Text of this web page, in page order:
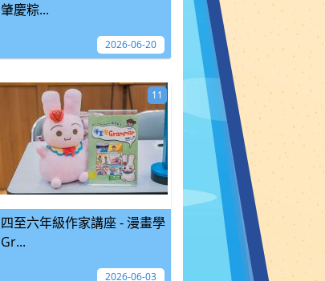
肇慶粽...
2026-06-20
四至六年級作家講座 - 漫畫學
Gr...
11
2026-06-03